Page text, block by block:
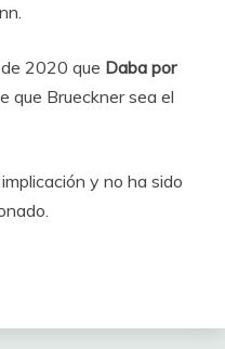
2020 que Daba por
que Brueckner sea el
y no ha sido